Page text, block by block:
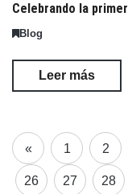
Celebrando la
Blog
Leer más
« 1 2
26 27 28